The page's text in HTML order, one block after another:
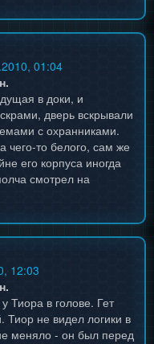
01:04
в доки, и
дверь вскрывали
с охранниками.
чего-то белого, сам же
его корпуса иногда
смотрел на
12:03
Тиора в голове. Гет
Тиор не видел логики в
меняло - он был перед